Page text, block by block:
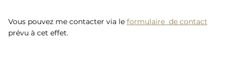
Vous pouvez me contacter via le formulaire de contact
prévu à cet effet.